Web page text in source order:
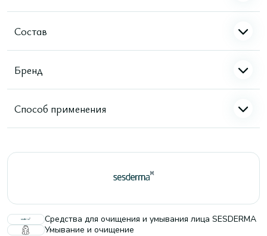
Состав
Бренд
Способ применения
Средства для очищения и умывания лица SESDERMA
Умывание и очищение